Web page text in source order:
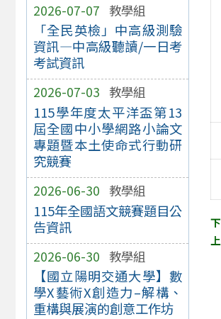
2026-07-07 教學組
「全民英檢」中高級測驗
資訊—中高級聽讀/一日考
考試資訊
2026-07-03 教學組
115學年度太平洋盃第13
屆全國中小學網路小論文
專題暨本土使命式行動研
究競賽
2026-06-30 教學組
115年全國語文競賽題目公
告資訊
2026-06-30 教學組
【國立陽明交通大學】數
學X藝術X創造力–解構、
重構與展演的創意工作坊